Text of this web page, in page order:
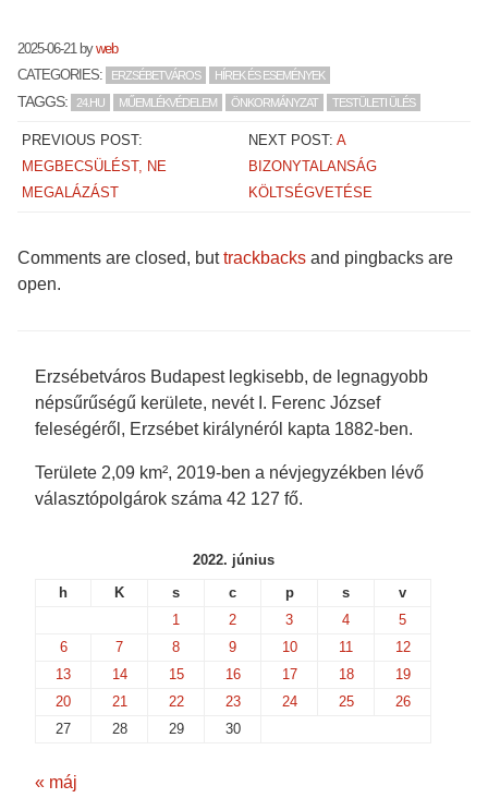
in
new
window)
in
new
window)window)window)
2025-06-21byweb
CATEGORIES:
ERZSÉBETVÁROS HÍREK ÉS ESEMÉNYEK
TAGGS: 24.HU MŰEMLÉKVÉDELEM ÖNKORMÁNYZAT TESTÜLETI ÜLÉS
PREVIOUS POST:
MEGBECSÜLÉST, NE
MEGALÁZÁST
NEXT POST:A
BIZONYTALANSÁG
KÖLTSÉGVETÉSE
Comments are closed, buttrackbacks and pingbacks are
open.
Erzsébetváros Budapest legkisebb, de legnagyobb
népsűrűségű kerülete, nevét I. Ferenc József
feleségéről, Erzsébet királynéról kapta 1882-ben.
Területe 2,09 km², 2019-ben a névjegyzékben lévő
választópolgárok száma 42 127 fő.
2022. június
h
K s c p s
v
1
2 3 4
5
6
7 8 9 10 11
12
13
14 15 16 17 18
19
20
21 22 23 24 25
26
27
28 29 30
« máj